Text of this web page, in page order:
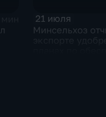
21 июля
Минсельхоз